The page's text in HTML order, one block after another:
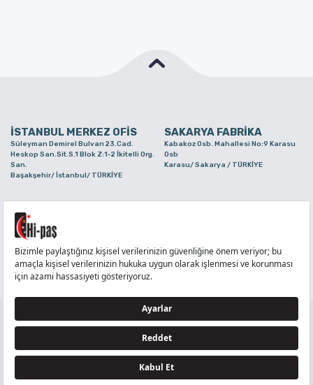
İSTANBUL MERKEZ OFİS SAKARYA FABRİKA
Süleyman Demirel Bulvarı 23.Cad.
Heskop San.Sit.S.1 Blok Z:1-2 İkitelli Org.
San.
Başakşehir/ İstanbul/ TÜRKİYE
Kabakoz Osb. Mahallesi No:9 Karasu
Osb
Karasu/ Sakarya / TÜRKİYE
Alaaddinbey Mah. Ayfatma Cad. No.11 A/C
Sam.3 Plaza B Blok Nilüfer/ Bursa/
TÜRKİYE
TELEFON
TÜM HAKLARI Hİ-PAŞ PLASTİK EŞYA TİC. VE SAN. LTD. ŞTİ..’E AİTTİR
Tedarikçi ve İş Ortakları Aydınlatma Metni - Ziyaretçi Aydınlatma Metni - Veri Sahibi Başvuru